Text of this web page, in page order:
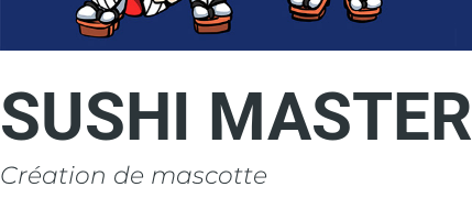
SUSHI MASTER
Création de mascotte